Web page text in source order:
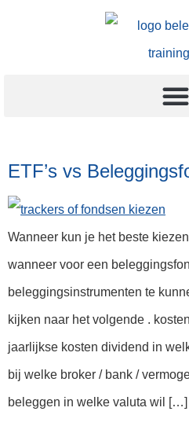
ETF’s vs
Wanneer kun je het beste
wanneer voor een
beleggingsinstrumenten te
kijken naar het volgende .
jaarlijkse kosten dividend in
bij welke broker / bank /
beleggen in welke valuta wil […]